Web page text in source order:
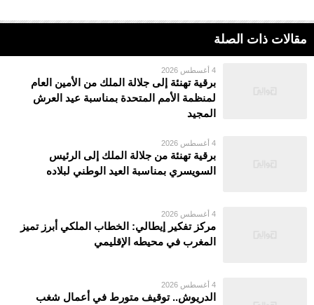
مقالات ذات الصلة
4 أغسطس 2026
برقية تهنئة إلى جلالة الملك من الأمين العام
لمنظمة الأمم المتحدة بمناسبة عيد العرش
المجيد
4 أغسطس 2026
برقية تهنئة من جلالة الملك إلى الرئيس
السويسري بمناسبة العيد الوطني لبلاده
4 أغسطس 2026
مركز تفكير إيطالي: الخطاب الملكي أبرز تميز
المغرب في محيطه الإقليمي
4 أغسطس 2026
الدريوش.. توقيف متورط في أعمال شغب